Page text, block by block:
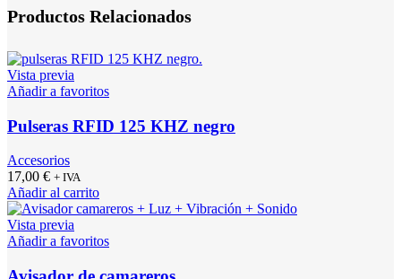
Productos Relacionados
Vista previa
Añadir a favoritos
Pulseras RFID 125 KHZ negro
Accesorios
17,00 € + IVA
Añadir al carrito
Vista previa
Añadir a favoritos